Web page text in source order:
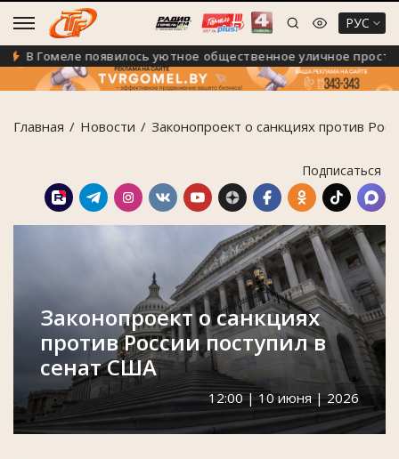
РУС
В Гомеле появилось уютное общественное уличное
Главная Новости Законопроект о санкциях против
Подписаться
Законопроект о санкциях
против России поступил в
сенат США
12:00 | 10 июня | 2026